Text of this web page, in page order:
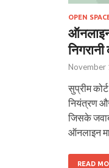
OPEN
November
सुप्रीम
नियंत्रण और
जिसके
ऑनलाइन
READ